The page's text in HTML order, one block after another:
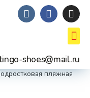
shoes@mail.ru
пляжная